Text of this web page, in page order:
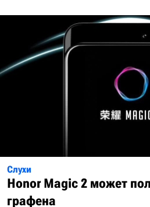
Слухи
Honor Magic 2 может
графена